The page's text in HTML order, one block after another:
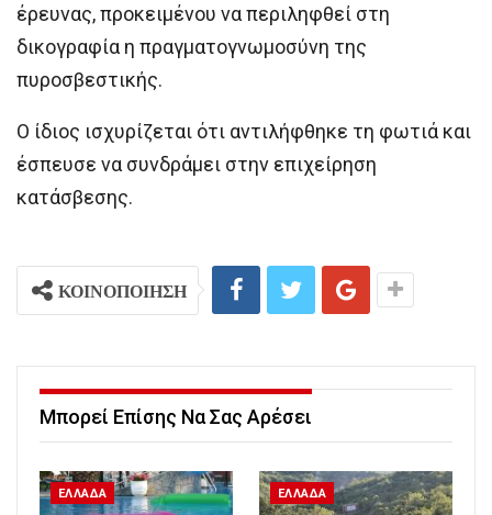
έρευνας, προκειμένου να περιληφθεί στη
δικογραφία η πραγματογνωμοσύνη της
πυροσβεστικής.
Ο ίδιος ισχυρίζεται ότι αντιλήφθηκε τη φωτιά και
έσπευσε να συνδράμει στην επιχείρηση
κατάσβεσης.
ΚΟΙΝΟΠΟΙΗΣΗ
Μπορεί Επίσης Να Σας Αρέσει
ΕΛΛΑΔΑ ΕΛΛΑΔΑ